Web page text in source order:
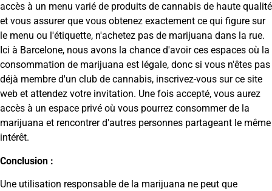
accès à un menu varié de produits de cannabis de haute qualité
et vous assurer que vous obtenez exactement ce qui figure sur
le menu ou l'étiquette, n'achetez pas de marijuana dans la rue.
Ici à Barcelone, nous avons la chance d'avoir ces espaces où la
consommation de marijuana est légale, donc si vous n'êtes pas
déjà membre d'un club de cannabis, inscrivez-vous sur ce site
web et attendez votre invitation. Une fois accepté, vous aurez
accès à un espace privé où vous pourrez consommer de la
marijuana et rencontrer d'autres personnes partageant le même
intérêt.
Conclusion :
Une utilisation responsable de la marijuana ne peut que